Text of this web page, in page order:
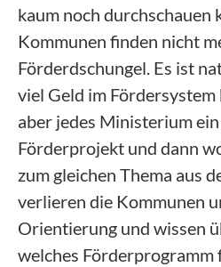
kaum noch durchschauen
Kommunen finden nicht
Förderdschungel. Es ist
viel Geld im
aber jedes Ministerium ein
Förderprojekt und dann
zum gleichen Thema aus
verlieren die Kommunen
Orientierung und wissen
welches Förderprogramm